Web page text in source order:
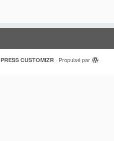
PRESS CUSTOMIZR · Propulsé par ·